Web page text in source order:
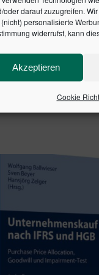
oder darauf zuzugreifen.
personalisierte
widerrufst, kann
Akzeptieren
Cookie
20190-